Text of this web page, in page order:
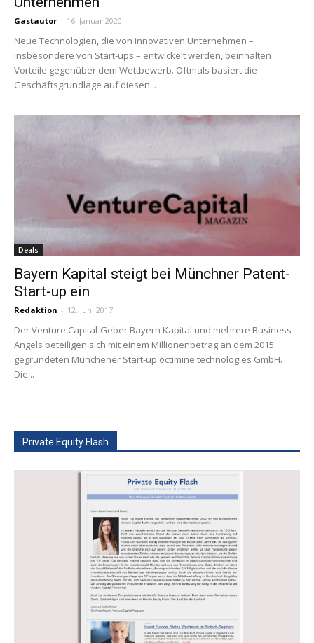
Gastautor - 16. Januar 2020
Neue Technologien, die von innovativen Unternehmen –
insbesondere von Start-ups – entwickelt werden, beinhalten
Vorteile gegenüber dem Wettbewerb. Oftmals basiert die
Geschäftsgrundlage auf diesen...
Deals
Bayern Kapital steigt bei Münchner Patent-
Start-up ein
Redaktion - 12. Juni 2017
Der Venture Capital-Geber Bayern Kapital und mehrere Business
Angels beteiligen sich mit einem Millionenbetrag an dem 2015
gegründeten Münchener Start-up octimine technologies GmbH.
Die...
Private Equity Flash